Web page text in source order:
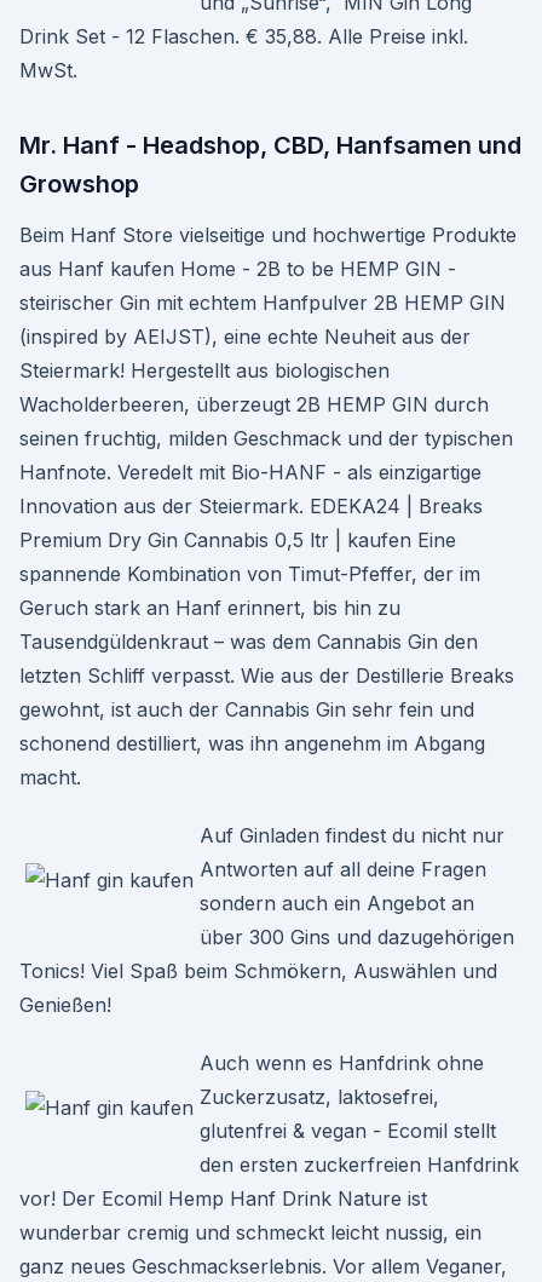
Drink Set - 12 Flaschen. € 35,88. Alle Preise inkl.
MwSt.
Mr. Hanf - Headshop, CBD, Hanfsamen und
Growshop
Beim Hanf Store vielseitige und hochwertige Produkte
aus Hanf kaufen Home - 2B to be HEMP GIN -
steirischer Gin mit echtem Hanfpulver 2B HEMP GIN
(inspired by AEIJST), eine echte Neuheit aus der
Steiermark! Hergestellt aus biologischen
Wacholderbeeren, überzeugt 2B HEMP GIN durch
seinen fruchtig, milden Geschmack und der typischen
Hanfnote. Veredelt mit Bio-HANF - als einzigartige
Innovation aus der Steiermark. EDEKA24 | Breaks
Premium Dry Gin Cannabis 0,5 ltr | kaufen Eine
spannende Kombination von Timut-Pfeffer, der im
Geruch stark an Hanf erinnert, bis hin zu
Tausendgüldenkraut – was dem Cannabis Gin den
letzten Schliff verpasst. Wie aus der Destillerie Breaks
gewohnt, ist auch der Cannabis Gin sehr fein und
schonend destilliert, was ihn angenehm im Abgang
macht.
Auf Ginladen findest du nicht nur
Antworten auf all deine Fragen
sondern auch ein Angebot an
über 300 Gins und dazugehörigen
Tonics! Viel Spaß beim Schmökern, Auswählen und
Genießen!
Auch wenn es Hanfdrink ohne
Zuckerzusatz, laktosefrei,
glutenfrei & vegan - Ecomil stellt
den ersten zuckerfreien Hanfdrink
vor! Der Ecomil Hemp Hanf Drink Nature ist
wunderbar cremig und schmeckt leicht nussig, ein
ganz neues Geschmackserlebnis. Vor allem Veganer,